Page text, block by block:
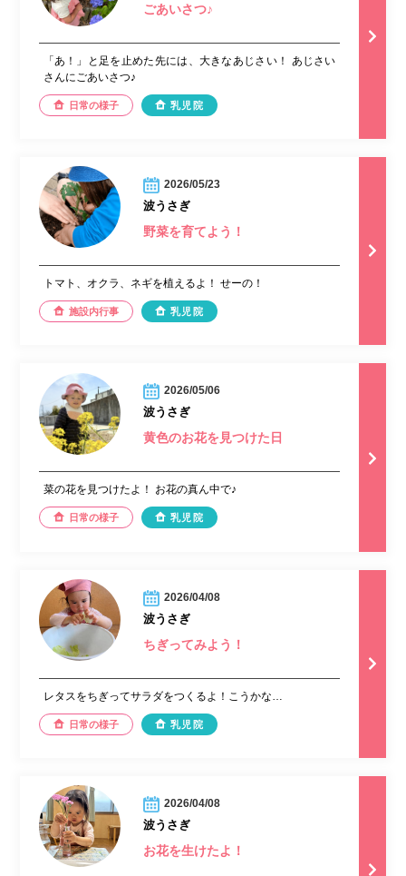
ごあいさつ♪
「あ！」と足を止めた先には、大きなあじさい！ あじさい
さんにごあいさつ♪︎
日常の様子 乳児院
2026/05/23
波うさぎ
野菜を育てよう！
トマト、オクラ、ネギを植えるよ！ せーの！
施設内行事 乳児院
2026/05/06
波うさぎ
黄色のお花を見つけた日
菜の花を見つけたよ！ お花の真ん中で♪
日常の様子 乳児院
2026/04/08
波うさぎ
ちぎってみよう！
レタスをちぎってサラダをつくるよ！こうかな…
日常の様子 乳児院
2026/04/08
波うさぎ
お花を生けたよ！